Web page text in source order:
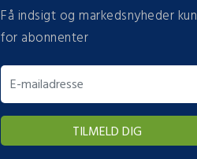
Få indsigt og markedsnyheder kun
for abonnenter